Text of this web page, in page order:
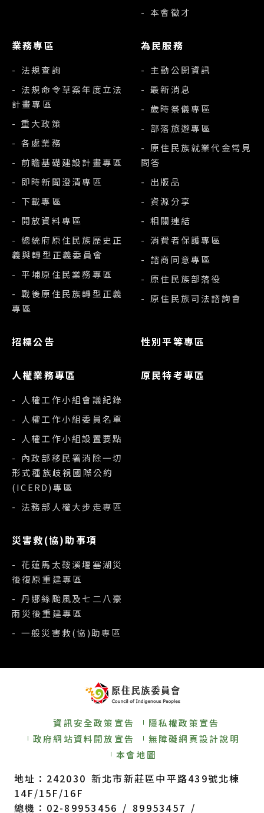
- 本會徵才
業務專區
- 法規查詢
- 法規命令草案年度立法
計畫專區
- 重大政策
- 各處業務
- 前瞻基礎建設計畫專區
- 即時新聞澄清專區
- 下載專區
- 開放資料專區
- 總統府原住民族歷史正
義與轉型正義委員會
- 平埔原住民業務專區
- 戰後原住民族轉型正義
專區
為民服務
- 主動公開資訊
- 最新消息
- 歲時祭儀專區
- 部落旅遊專區
- 原住民族就業代金常見
問答
- 出版品
- 資源分享
- 相關連結
- 消費者保護專區
- 諮商同意專區
- 原住民族部落役
- 原住民族司法諮詢會
招標公告 性別平等專區
人權業務專區
- 人權工作小組會議紀錄
- 人權工作小組委員名單
- 人權工作小組設置要點
- 內政部移民署消除一切
形式種族歧視國際公約
(ICERD)專區
- 法務部人權大步走專區
原民特考專區
災害救(協)助事項
- 花蓮馬太鞍溪堰塞湖災
後復原重建專區
- 丹娜絲颱風及七二八豪
雨災後重建專區
- 一般災害救(協)助專區
資訊安全政策宣告
隱私權政策宣告
政府網站資料開放宣告
無障礙網頁設計說明
本會地圖
地址：242030 新北市新莊區中平路439號北棟
14F/15F/16F
總機：02-89953456 / 89953457 /